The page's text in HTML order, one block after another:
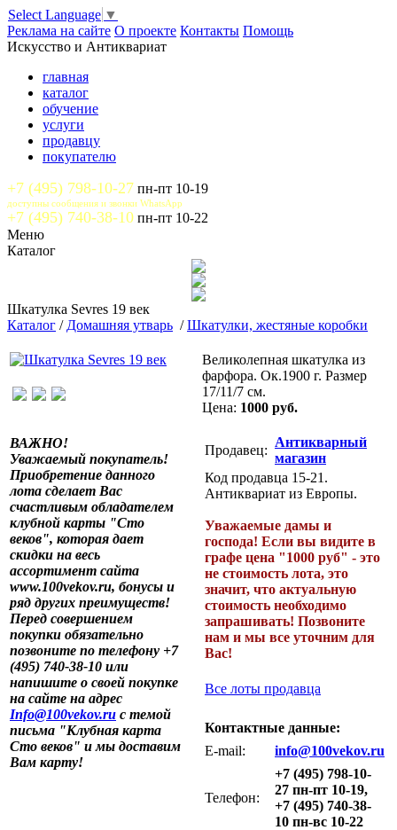
Select Language ▼
Реклама на сайте О проекте Контакты Помощь
Искусство и Антиквариат
главная
каталог
обучение
услуги
продавцу
покупателю
+7 (495) 798-10-27 пн-пт 10-19
доступны сообщения и звонки WhatsApp
+7 (495) 740-38-10 пн-пт 10-22
Меню
Каталог
Шкатулка Sevres 19 век
Каталог / Домашняя утварь /Шкатулки, жестяные коробки
ВАЖНО!
Уважаемый покупатель!
Приобретение данного
лота сделает Вас
счастливым обладателем
клубной карты "Сто
веков", которая дает
скидки на весь
ассортимент сайта
www.100vekov.ru, бонусы и
ряд других преимуществ!
Перед совершением
покупки обязательно
позвоните по телефону +7
(495) 740-38-10 или
напишите о своей покупке
на сайте на адрес
Info@100vekov.ru с темой
письма "Клубная карта
Сто веков" и мы доставим
Вам карту!
Великолепная шкатулка из
фарфора. Ок.1900 г. Размер
17/11/7 см.
Цена: 1000 руб.
Продавец:
Антикварный
магазин
Код продавца 15-21.
Антиквариат из Европы.
Уважаемые дамы и
господа! Если вы видите в
графе цена "1000 руб" - это
не стоимость лота, это
значит, что актуальную
стоимость необходимо
запрашивать! Позвоните
нам и мы все уточним для
Вас!
Все лоты продавца
Контактные данные:
E-mail:
info@100vekov.ru
Телефон:
+7 (495) 798-10-
27 пн-пт 10-19,
+7 (495) 740-38-
10 пн-вс 10-22